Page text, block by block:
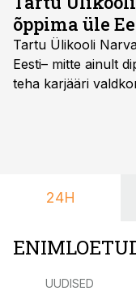
õppima üle
Tartu Ülikooli
Eesti– mitte ainult
teha karjääri
24H
UUDISED